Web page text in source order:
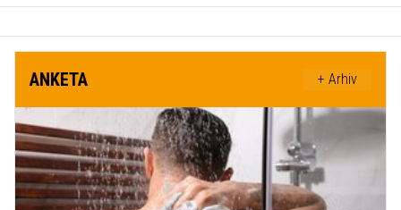
ANKETA + Arhiv